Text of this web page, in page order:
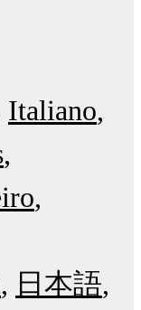
Italiano
日本語